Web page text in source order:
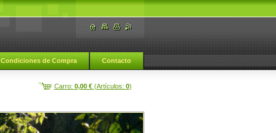
Condiciones de Compra Contacto
Carro: 0,00 €(Artículos: 0)